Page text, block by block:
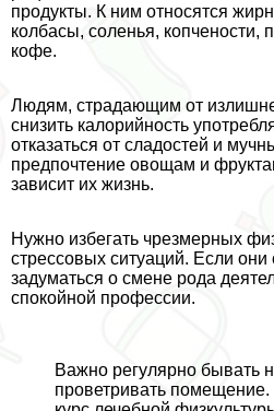
продукты. К ним относятся
колбасы, соленья, копчености,
кофе.
Людям, страдающим от
снизить калорийность
отказаться от сладостей и
предпочтение овощам и
зависит их жизнь.
Нужно избегать чрезмерных
стрессовых ситуаций. Если они
задуматься о смене рода
спокойной профессии.
Важно регулярно бывать
проветривать